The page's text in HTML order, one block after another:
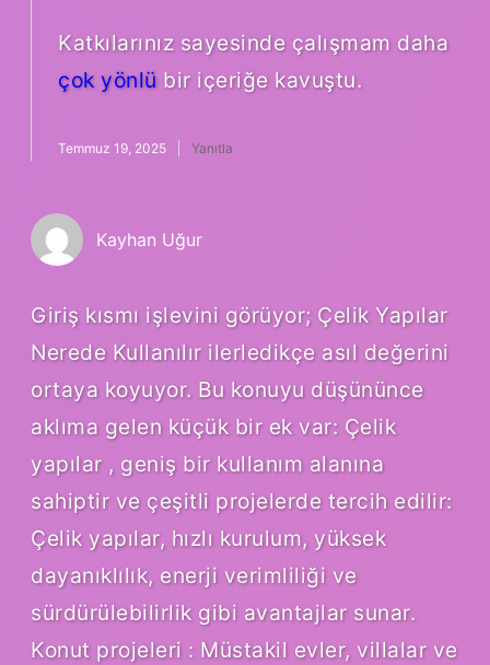
Katkılarınız sayesinde çalışmam daha
çok yönlü bir içeriğe kavuştu.
Temmuz 19, 2025 Yanıtla
Kayhan Uğur
Giriş kısmı işlevini görüyor; Çelik Yapılar
Nerede Kullanılır ilerledikçe asıl değerini
ortaya koyuyor. Bu konuyu düşününce
aklıma gelen küçük bir ek var: Çelik
yapılar , geniş bir kullanım alanına
sahiptir ve çeşitli projelerde tercih edilir:
Çelik yapılar, hızlı kurulum, yüksek
dayanıklılık, enerji verimliliği ve
sürdürülebilirlik gibi avantajlar sunar.
Konut projeleri : Müstakil evler, villalar ve